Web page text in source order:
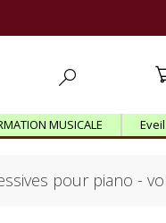

MUSICALE
pour piano -